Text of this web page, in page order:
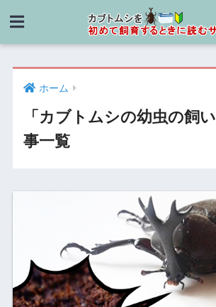
ホーム
「カブトムシの幼虫の飼
事一覧